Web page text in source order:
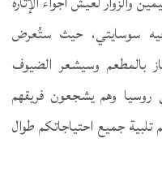
سوسايتي، حيث ستُعرض
بالمطعم وسيشعر الضيوف
روسيا وهم يشجعون فريقهم
جميع احتياجاتكم طوال